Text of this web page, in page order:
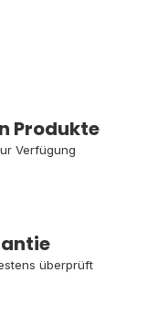
Produkte
Verfügung
überprüft